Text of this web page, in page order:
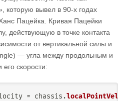
вывел в 90-х годах
Пацейка. Кривая Пацейки
действующую в точке контакта
от вертикальной силы и
— угла между продольным и
скорости:
= chassis .